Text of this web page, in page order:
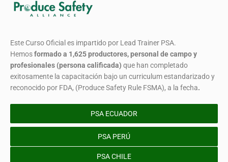
Este Curso Oficial es impartido por Lead Trainer PSA.
Hemosformadoa 1,625 productores, personal de campo y
profesionales (persona calificada) que han completado
exitosamente la capacitación bajo un curriculum estandarizado y
reconocido por FDA, (Produce Safety Rule FSMA), a la fecha.
PSA ECUADOR
PSA PERÚ
PSA CHILE